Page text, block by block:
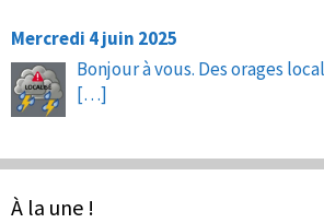
Mercredi 4 juin 2025
Bonjour à vous. Des orages
[…]
À la une !